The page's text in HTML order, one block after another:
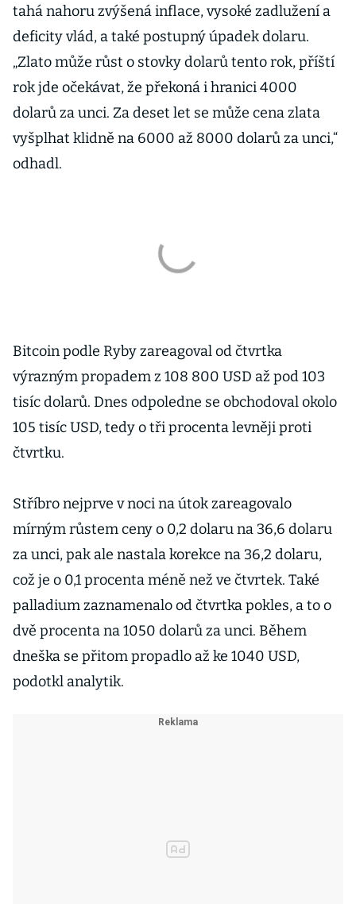
tahá nahoru zvýšená inflace, vysoké zadlužení a
deficity vlád, a také postupný úpadek dolaru.
„Zlato může růst o stovky dolarů tento rok, příští
rok jde očekávat, že překoná i hranici 4000
dolarů za unci. Za deset let se může cena zlata
vyšplhat klidně na 6000 až 8000 dolarů za unci,“
odhadl.
Bitcoin podle Ryby zareagoval od čtvrtka
výrazným propadem z 108 800 USD až pod 103
tisíc dolarů. Dnes odpoledne se obchodoval okolo
105 tisíc USD, tedy o tři procenta levněji proti
čtvrtku.
Stříbro nejprve v noci na útok zareagovalo
mírným růstem ceny o 0,2 dolaru na 36,6 dolaru
za unci, pak ale nastala korekce na 36,2 dolaru,
což je o 0,1 procenta méně než ve čtvrtek. Také
palladium zaznamenalo od čtvrtka pokles, a to o
dvě procenta na 1050 dolarů za unci. Během
dneška se přitom propadlo až ke 1040 USD,
podotkl analytik.